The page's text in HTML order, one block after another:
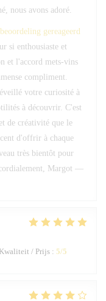
nous avons adoré.
gereageerd
si enthousiaste et
et l'accord mets-vins
compliment.
votre curiosité à
à découvrir. C'est
de créativité que le
d'offrir à chaque
très bientôt pour
Margot —
Kwaliteit / Prijs : 5/5